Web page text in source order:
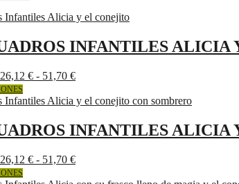
INFANTILES ALICIA
€
26,12 € - 51,70 €Rango
precios:
26,12 €
hasta
Este
producto
múltiples
variantes.
opciones
se
INFANTILES ALICIA
26,12 € - 51,70 €Rango
Este